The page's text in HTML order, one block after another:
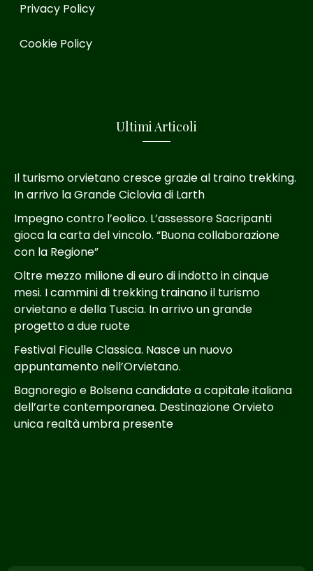
Privacy Policy
Cookie Policy
Ultimi Articoli
Il turismo orvietano cresce grazie al traino trekking.
In arrivo la Grande Ciclovia di Larth
Impegno contro l’eolico. L’assessore Sacripanti
gioca la carta del vincolo. “Buona collaborazione
con la Regione”
Oltre mezzo milione di euro di indotto in cinque
mesi. I cammini di trekking trainano il turismo
orvietano e della Tuscia. In arrivo un grande
progetto a due ruote
Festival Ficulle Classica. Nasce un nuovo
appuntamento nell’Orvietano.
Bagnoregio e Bolsena candidate a capitale italiana
dell’arte contemporanea. Destinazione Orvieto
unica realtà umbra presente